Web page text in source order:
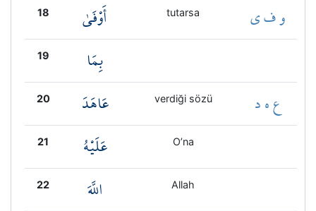
18 أَوْفَىٰ tutarsa و ف ي
19 بِمَا
20 عَاهَدَ verdiği sözü ع ه د
21 عَلَيْهُ O’na
22 اللَّهَ Allah